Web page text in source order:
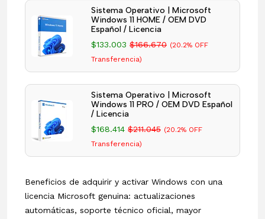
Sistema Operativo | Microsoft
Windows 11 HOME / OEM DVD
Español / Licencia
$133.003 $166.670 (20.2% OFF
Transferencia)
Sistema Operativo | Microsoft
Windows 11 PRO / OEM DVD Español
/ Licencia
$168.414 $211.045 (20.2% OFF
Transferencia)
Beneficios de adquirir y activar Windows con una
licencia Microsoft genuina: actualizaciones
automáticas, soporte técnico oficial, mayor